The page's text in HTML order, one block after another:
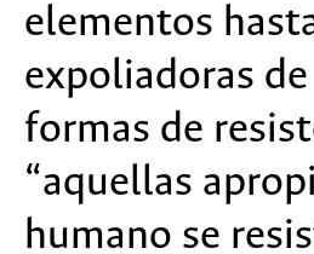
elementos
expoliadoras
formas de
“aquellas
humano se